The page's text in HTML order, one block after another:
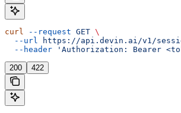
curl --request GET \
  --url
https://api.devin.ai/v1/
  --header
'Authorization: Bearer
200 422